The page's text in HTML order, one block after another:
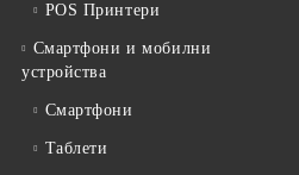
POS Принтери
Смартфони и мобилни
устройства
Смартфони
Таблети